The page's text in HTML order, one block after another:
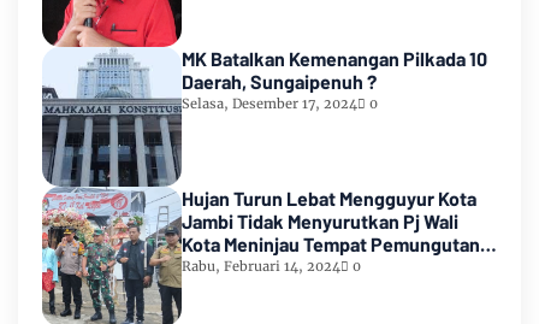
MK Batalkan Kemenangan Pilkada 10
Daerah, Sungaipenuh ?
Selasa, Desember 17, 2024 0
Hujan Turun Lebat Mengguyur Kota
Jambi Tidak Menyurutkan Pj Wali
Kota Meninjau Tempat Pemungutan
Suara Pemilu 2024
Rabu, Februari 14, 2024 0